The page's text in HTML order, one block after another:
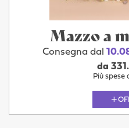
Mazzo a
Consegna dal
da
Più spese